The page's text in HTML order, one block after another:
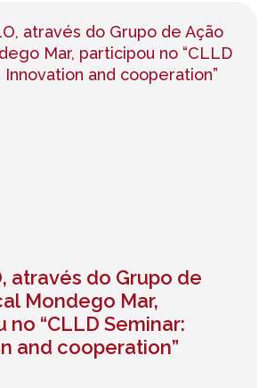
através do Grupo de
Mondego Mar,
no “CLLD Seminar:
and cooperation”